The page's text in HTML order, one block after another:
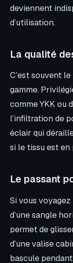
deviennent
d’utilisation.
La qualité
C’est souvent
gamme.
comme YKK ou
l’infiltration de
éclair qui
si le tissu est
Le passant
Si vous
d’une sangle
permet de
d’une valise
bascule